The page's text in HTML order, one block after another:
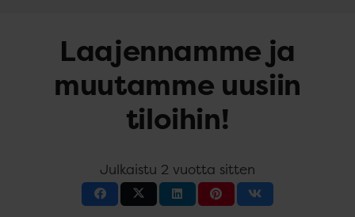
Laajennamme ja
muutamme uusiin
tiloihin!
Julkaistu 2 vuotta sitten